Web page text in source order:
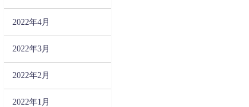
2022年4月
2022年3月
2022年2月
2022年1月